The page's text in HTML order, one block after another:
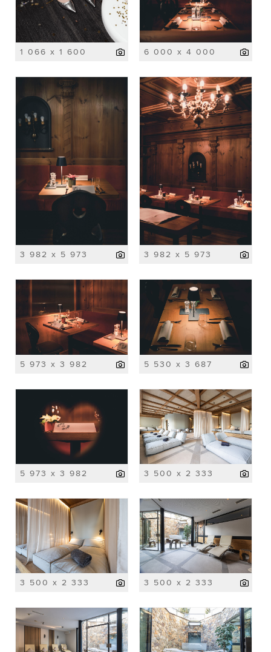
1 066 x 1 600 6 000 x 4 000
3 982 x 5 973 3 982 x 5 973
5 973 x 3 982 5 530 x 3 687
5 973 x 3 982 3 500 x 2 333
3 500 x 2 333 3 500 x 2 333